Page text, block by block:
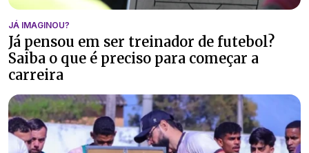
JÁ IMAGINOU?
Já pensou em ser treinador de futebol?
Saiba o que é preciso para começar a
carreira